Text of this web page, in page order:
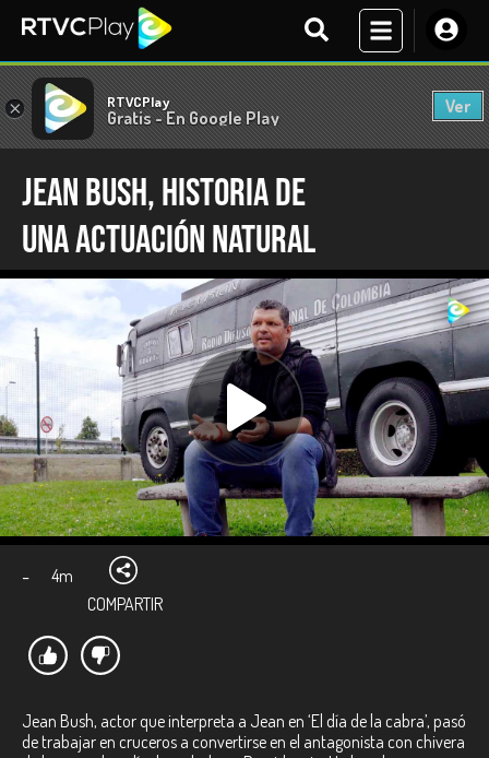
× RTVCPlay
Gratis - En Google Play
Ver
Jean Bush, historia de
una actuación natural
-
4m
COMPARTIR
Jean Bush, actor que interpreta a Jean en ‘El día de la cabra’, pasó
de trabajar en cruceros a convertirse en el antagonista con chivera